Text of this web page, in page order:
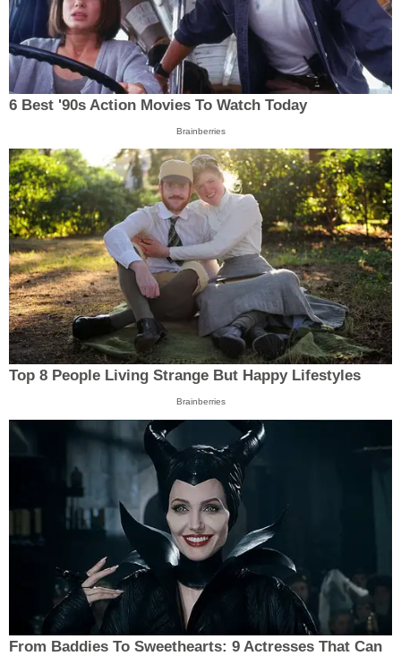
6 Best '90s Action Movies To Watch Today
Brainberries
Top 8 People Living Strange But Happy Lifestyles
Brainberries
From Baddies To Sweethearts: 9 Actresses That Can